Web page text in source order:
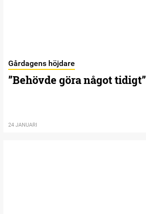
Gårdagens höjdare
”Behövde göra något tidigt”
24 JANUARI